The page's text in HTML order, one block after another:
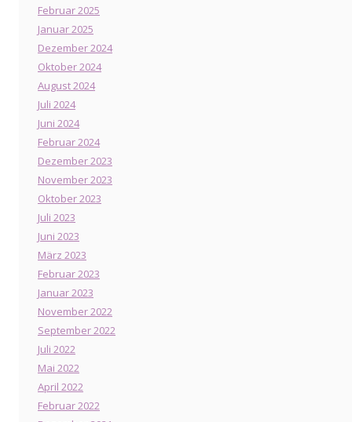
Februar 2025
Januar 2025
Dezember 2024
Oktober 2024
August 2024
Juli 2024
Juni 2024
Februar 2024
Dezember 2023
November 2023
Oktober 2023
Juli 2023
Juni 2023
März 2023
Februar 2023
Januar 2023
November 2022
September 2022
Juli 2022
Mai 2022
April 2022
Februar 2022